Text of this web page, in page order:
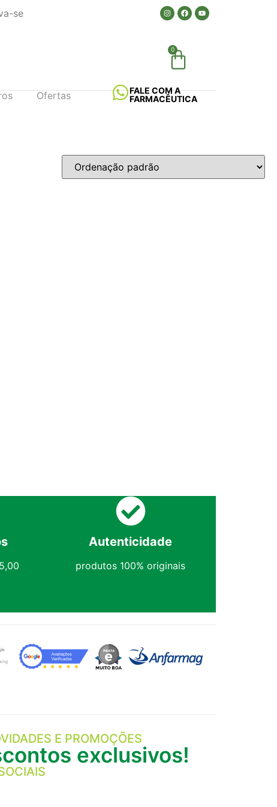
se
0
Ofertas
FALE COM A
FARMACÊUTICA
Autenticidade
produtos 100% originais
E PROMOÇÕES
exclusivos!